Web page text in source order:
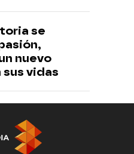
se
nuevo
vidas